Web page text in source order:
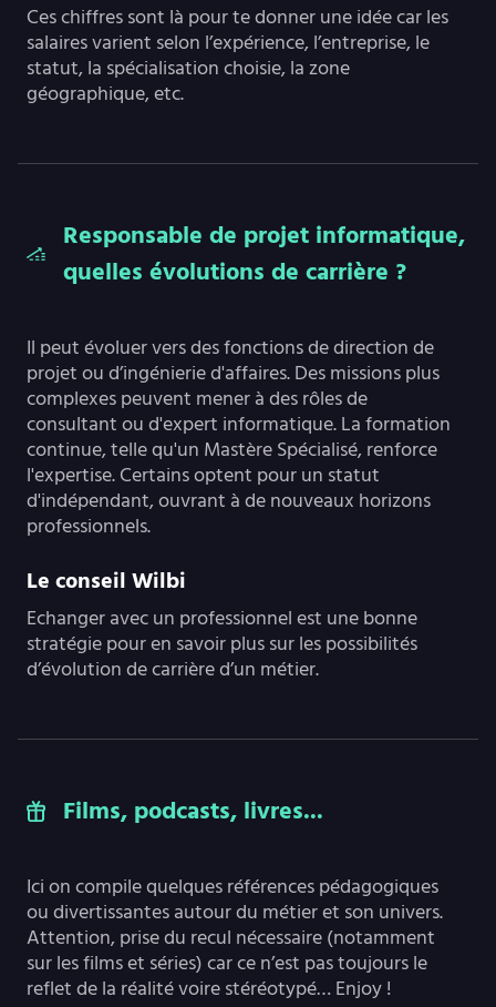
Ces chiffres sont là pour te donner une idée car les
salaires varient selon l’expérience, l’entreprise, le
statut, la spécialisation choisie, la zone
géographique, etc.
Responsable de projet informatique,
quelles évolutions de carrière ?
Il peut évoluer vers des fonctions de direction de
projet ou d’ingénierie d'affaires. Des missions plus
complexes peuvent mener à des rôles de
consultant ou d'expert informatique. La formation
continue, telle qu'un Mastère Spécialisé, renforce
l'expertise. Certains optent pour un statut
d'indépendant, ouvrant à de nouveaux horizons
professionnels.
Le conseil Wilbi
Echanger avec un professionnel est une bonne
stratégie pour en savoir plus sur les possibilités
d’évolution de carrière d’un métier.
Films, podcasts, livres...
Ici on compile quelques références pédagogiques
ou divertissantes autour du métier et son univers.
Attention, prise du recul nécessaire (notamment
sur les films et séries) car ce n’est pas toujours le
reflet de la réalité voire stéréotypé… Enjoy !